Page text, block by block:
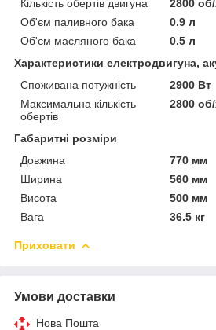
Кількість обертів двигуна
2800
Об'єм паливного бака
0.9 л
Об'єм масляного бака
0.5 л
Характеристики електродвигуна,
Споживана потужність
2900 Вт
Максимальна кількість
обертів
2800
Габаритні розміри
Довжина
770 мм
Ширина
560 мм
Висота
500 мм
Вага
36.5 кг
Приховати
Умови доставки
Нова Пошта